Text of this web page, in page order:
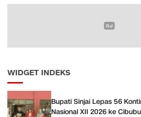
WIDGET INDEKS
Bupati Sinjai Lepas 56
Nasional XII 2026 ke